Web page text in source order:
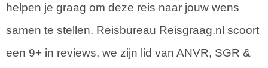
helpen je graag om deze reis naar jouw wens
samen te stellen. Reisbureau Reisgraag.nl scoort
een 9+ in reviews, we zijn lid van ANVR, SGR &